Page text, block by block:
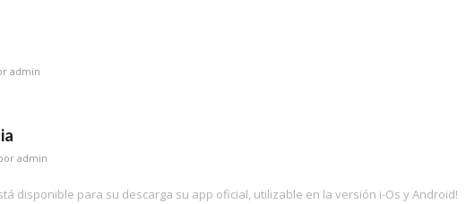
admin
admin
disponible para su descarga su app oficial, utilizable en la versión i-Os y Android!